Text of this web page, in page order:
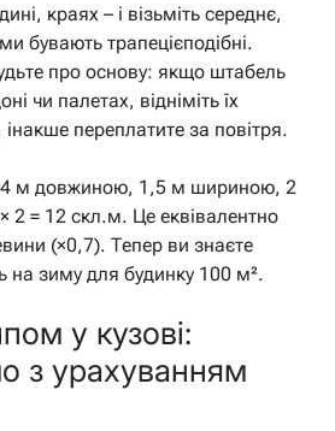
краях – і візьміть середнє,
бувають трапецієподібні.
про основу: якщо штабель
чи палетах, відніміть їх
інакше переплатите за повітря.
м довжиною, 1,5 м шириною, 2
2 = 12 скл.м. Це еквівалентно
(×0,7). Тепер ви знаєте
на зиму для будинку 100 м².
у кузові:
з урахуванням